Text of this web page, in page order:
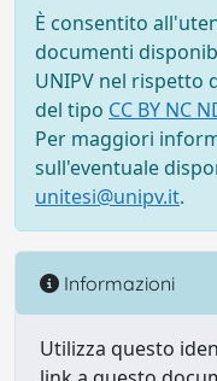
È consentito
documenti
UNIPV nel rispetto
del tipo CC BY NC
Per maggiori
sull'eventuale
unitesi@unipv.it.
Informazioni
Utilizza questo